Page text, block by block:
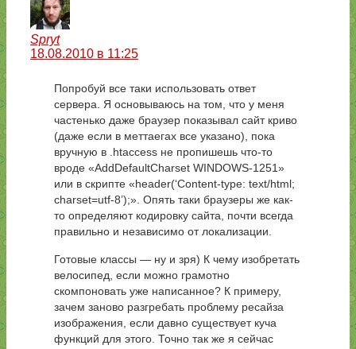
Spryt
18.08.2010 в 11:25
Попробуй все таки использовать ответ
сервера. Я основываюсь на том, что у меня
частенько даже браузер показывал сайт криво
(даже если в меттаегах все указано), пока
вручную в .htaccess не пропишешь что-то
вроде «AddDefaultCharset WINDOWS-1251»
или в скрипте «header(‘Content-type: text/html;
charset=utf-8’);». Опять таки браузеры же как-
то определяют кодировку сайта, почти всегда
правильно и независимо от локализации.
Готовые классы — ну и зря) К чему изобретать
велосипед, если можно грамотно
скомпоновать уже написанное? К примеру,
зачем заново разгребать проблему ресайза
изображения, если давно существует куча
функций для этого. Точно так же я сейчас